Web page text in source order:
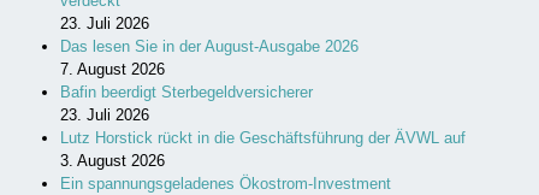
23. Juli 2026
Das lesen Sie in der August-Ausgabe 2026
7. August 2026
Bafin beerdigt Sterbegeldversicherer
23. Juli 2026
Lutz Horstick rückt in die Geschäftsführung der ÄVWL auf
3. August 2026
Ein spannungsgeladenes Ökostrom-Investment